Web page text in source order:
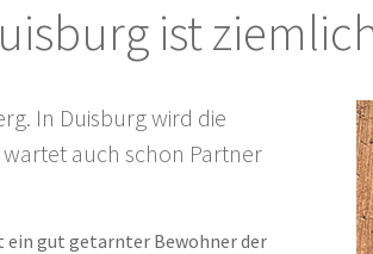
ist
In Duisburg wird die
auch schon Partner
ein gut getarnter Bewohner der